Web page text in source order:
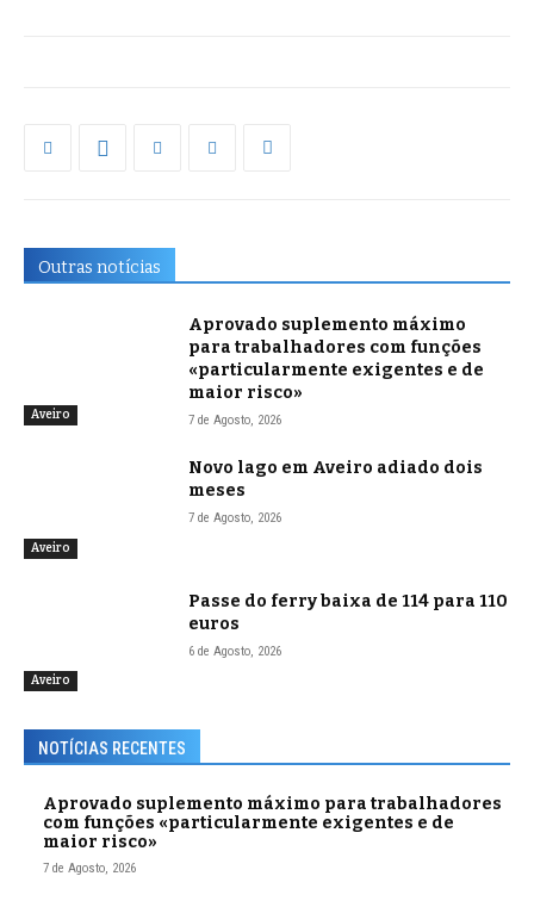
Outras notícias
Aveiro
Aprovado suplemento máximo
para trabalhadores com funções
«particularmente exigentes e de
maior risco»
7 de Agosto, 2026
Aveiro
Novo lago em Aveiro adiado dois
meses
7 de Agosto, 2026
Aveiro
Passe do ferry baixa de 114 para 110
euros
6 de Agosto, 2026
NOTÍCIAS RECENTES
Aprovado suplemento máximo para trabalhadores
com funções «particularmente exigentes e de
maior risco»
7 de Agosto, 2026